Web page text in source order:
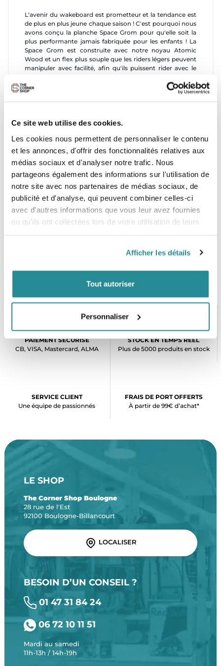
Ce site web utilise des cookies.
Les cookies nous permettent de personnaliser le contenu
et les annonces, d'offrir des fonctionnalités relatives aux
médias sociaux et d'analyser notre trafic. Nous
partageons également des informations sur l'utilisation de
notre site avec nos partenaires de médias sociaux, de
publicité et d'analyse, qui peuvent combiner celles-ci
avec d'autres informations que vous leur avez fournies
ou qu'ils ont collectées lors de votre utilisation de leurs
Afficher les détails
Tout autoriser
Personnaliser
L'avenir du wakeboard est prometteur et la tendance est
de plus en plus jeune chaque saison ! C'est pourquoi nous
avons conçu la planche Space Grom pour qu'elle soit la
plus performante jamais fabriquée pour les enfants ! La
Space Grom est construite avec notre noyau Atomic
Wood et un flex plus souple que les riders légers peuvent
manipuler avec facilité, afin qu'ils puissent rider avec le
aînés.
- Atomic Wood Core
- Single-Shot Fusion Sidewalls
- Ballistic Base
PAIEMENT SÉCURISÉ
CB, VISA, Mastercard, ALMA
STOCK EN TEMPS RÉEL
Plus de 5000 produits en stock
SERVICE CLIENT
Une équipe de passionnés
FRAIS DE PORT OFFERTS
À partir de 99€ d’achat*
LE SHOP
The Corner Shop Boulogne
28 rue de l'Est
92100 Boulogne-Billancourt
LOCALISER
BESOIN D’UN CONSEIL ?
01 47 31 84 24
06 72 10 11 51
Mardi au samedi
11h-13h / 14h-19h